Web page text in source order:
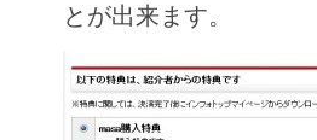
とが出来ます。